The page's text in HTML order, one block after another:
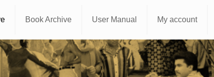
Book Archive User Manual My account